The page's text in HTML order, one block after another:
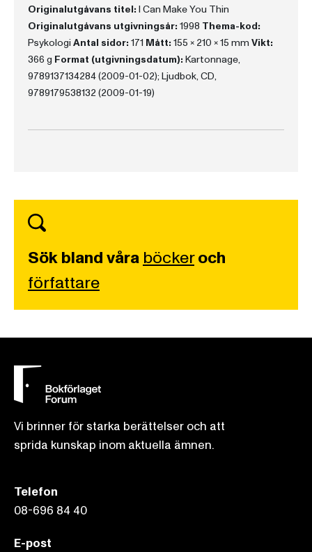
Originalutgåvans titel: I Can Make You Thin
Originalutgåvans utgivningsår: 1998 Thema-kod:
Psykologi Antal sidor: 171 Mått: 155 x 210 x 15 mm Vikt:
366 g Format (utgivningsdatum): Kartonnage,
9789137134284 (2009-01-02); Ljudbok, CD,
9789179538132 (2009-01-19)
Sök bland våra böckeroch
författare
Vi brinner för starka berättelser och att
sprida kunskap inom aktuella ämnen.
Telefon
08-696 84 40
E-post